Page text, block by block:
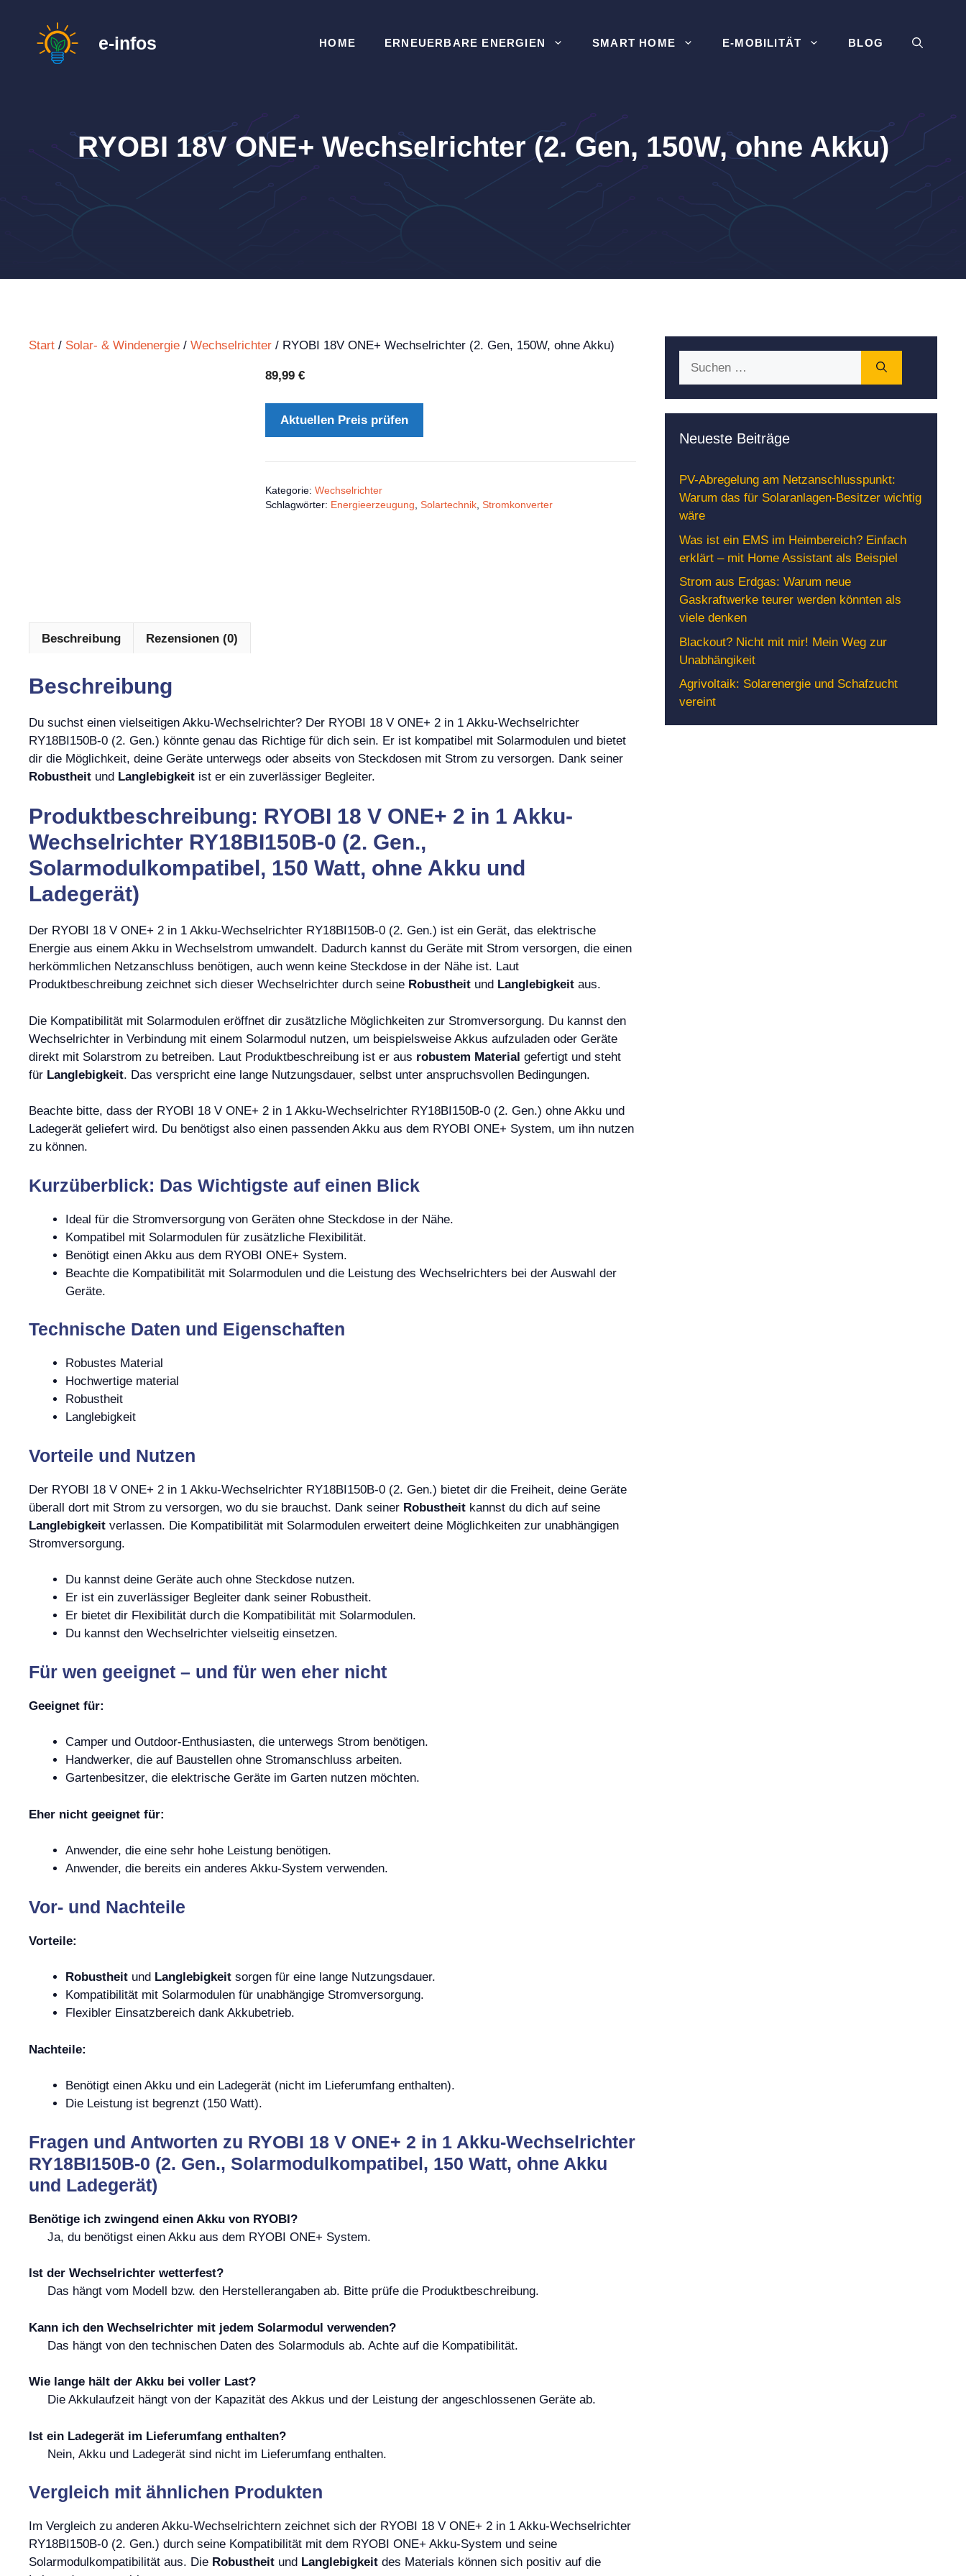
springen
e-infos HOME ERNEUERBARE ENERGIEN SMART HOME E-MOBILITÄT BLOG
RYOBI 18V ONE+ Wechselrichter (2. Gen, 150W, ohne Akku)
Start / Solar- & Windenergie / Wechselrichter / RYOBI 18V ONE+ Wechselrichter (2. Gen, 150W, ohne Akku)
89,99€
Aktuellen Preis prüfen
Kategorie:Wechselrichter
Schlagwörter: Energieerzeugung ,Solartechnik ,Stromkonverter
Beschreibung Rezensionen (0)
Beschreibung
Du suchst einen vielseitigen Akku-Wechselrichter? Der RYOBI 18 V ONE+ 2 in 1 Akku-Wechselrichter
RY18BI150B-0 (2. Gen.) könnte genau das Richtige für dich sein. Er ist kompatibel mit Solarmodulen und bietet
dir die Möglichkeit, deine Geräte unterwegs oder abseits von Steckdosen mit Strom zu versorgen. Dank seiner
Robustheit und Langlebigkeit ist er ein zuverlässiger Begleiter.
Produktbeschreibung: RYOBI 18 V ONE+ 2 in 1 Akku-
Wechselrichter RY18BI150B-0 (2. Gen.,
Solarmodulkompatibel, 150 Watt, ohne Akku und
Ladegerät)
Der RYOBI 18 V ONE+ 2 in 1 Akku-Wechselrichter RY18BI150B-0 (2. Gen.) ist ein Gerät, das elektrische
Energie aus einem Akku in Wechselstrom umwandelt. Dadurch kannst du Geräte mit Strom versorgen, die einen
herkömmlichen Netzanschluss benötigen, auch wenn keine Steckdose in der Nähe ist. Laut
Produktbeschreibung zeichnet sich dieser Wechselrichter durch seine Robustheit und Langlebigkeit aus.
Die Kompatibilität mit Solarmodulen eröffnet dir zusätzliche Möglichkeiten zur Stromversorgung. Du kannst den
Wechselrichter in Verbindung mit einem Solarmodul nutzen, um beispielsweise Akkus aufzuladen oder Geräte
direkt mit Solarstrom zu betreiben. Laut Produktbeschreibung ist er aus robustem Material gefertigt und steht
für Langlebigkeit. Das verspricht eine lange Nutzungsdauer, selbst unter anspruchsvollen Bedingungen.
Beachte bitte, dass der RYOBI 18 V ONE+ 2 in 1 Akku-Wechselrichter RY18BI150B-0 (2. Gen.) ohne Akku und
Ladegerät geliefert wird. Du benötigst also einen passenden Akku aus dem RYOBI ONE+ System, um ihn nutzen
zu können.
Kurzüberblick: Das Wichtigste auf einen Blick
Ideal für die Stromversorgung von Geräten ohne Steckdose in der Nähe.
Kompatibel mit Solarmodulen für zusätzliche Flexibilität.
Benötigt einen Akku aus dem RYOBI ONE+ System.
Beachte die Kompatibilität mit Solarmodulen und die Leistung des Wechselrichters bei der Auswahl der
Geräte.
Technische Daten und Eigenschaften
Robustes Material
Hochwertige material
Robustheit
Langlebigkeit
Vorteile und Nutzen
Der RYOBI 18 V ONE+ 2 in 1 Akku-Wechselrichter RY18BI150B-0 (2. Gen.) bietet dir die Freiheit, deine Geräte
überall dort mit Strom zu versorgen, wo du sie brauchst. Dank seiner Robustheit kannst du dich auf seine
Langlebigkeit verlassen. Die Kompatibilität mit Solarmodulen erweitert deine Möglichkeiten zur unabhängigen
Stromversorgung.
Du kannst deine Geräte auch ohne Steckdose nutzen.
Er ist ein zuverlässiger Begleiter dank seiner Robustheit.
Er bietet dir Flexibilität durch die Kompatibilität mit Solarmodulen.
Du kannst den Wechselrichter vielseitig einsetzen.
Für wen geeignet – und für wen eher nicht
Geeignet für:
Camper und Outdoor-Enthusiasten, die unterwegs Strom benötigen.
Handwerker, die auf Baustellen ohne Stromanschluss arbeiten.
Gartenbesitzer, die elektrische Geräte im Garten nutzen möchten.
Eher nicht geeignet für:
Anwender, die eine sehr hohe Leistung benötigen.
Anwender, die bereits ein anderes Akku-System verwenden.
Vor- und Nachteile
Vorteile:
Robustheit und Langlebigkeit sorgen für eine lange Nutzungsdauer.
Kompatibilität mit Solarmodulen für unabhängige Stromversorgung.
Flexibler Einsatzbereich dank Akkubetrieb.
Nachteile:
Benötigt einen Akku und ein Ladegerät (nicht im Lieferumfang enthalten).
Die Leistung ist begrenzt (150 Watt).
Fragen und Antworten zu RYOBI 18 V ONE+ 2 in 1 Akku-Wechselrichter
RY18BI150B-0 (2. Gen., Solarmodulkompatibel, 150 Watt, ohne Akku
und Ladegerät)
Benötige ich zwingend einen Akku von RYOBI?
Ja, du benötigst einen Akku aus dem RYOBI ONE+ System.
Ist der Wechselrichter wetterfest?
Das hängt vom Modell bzw. den Herstellerangaben ab. Bitte prüfe die Produktbeschreibung.
Kann ich den Wechselrichter mit jedem Solarmodul verwenden?
Das hängt von den technischen Daten des Solarmoduls ab. Achte auf die Kompatibilität.
Wie lange hält der Akku bei voller Last?
Die Akkulaufzeit hängt von der Kapazität des Akkus und der Leistung der angeschlossenen Geräte ab.
Ist ein Ladegerät im Lieferumfang enthalten?
Nein, Akku und Ladegerät sind nicht im Lieferumfang enthalten.
Vergleich mit ähnlichen Produkten
Im Vergleich zu anderen Akku-Wechselrichtern zeichnet sich der RYOBI 18 V ONE+ 2 in 1 Akku-Wechselrichter
RY18BI150B-0 (2. Gen.) durch seine Kompatibilität mit dem RYOBI ONE+ Akku-System und seine
Solarmodulkompatibilität aus. Die Robustheit und Langlebigkeit des Materials können sich positiv auf die
Neueste Beiträge
PV-Abregelung am Netzanschlusspunkt:
Warum das für Solaranlagen-Besitzer wichtig
wäre
Was ist ein EMS im Heimbereich? Einfach
erklärt – mit Home Assistant als Beispiel
Strom aus Erdgas: Warum neue
Gaskraftwerke teurer werden könnten als
viele denken
Blackout? Nicht mit mir! Mein Weg zur
Unabhängikeit
Agrivoltaik: Solarenergie und Schafzucht
vereint